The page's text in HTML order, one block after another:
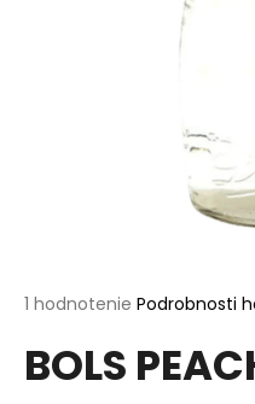
Priemerné
produktu
je
1 hodnotenie Podrobnosti
BOLS
O